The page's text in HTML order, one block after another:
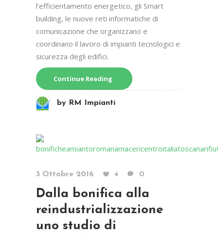
l’efficientamento energetico, gli Smart
building, le nuove reti informatiche di
comunicazione che organizzano e
coordinano il lavoro di impianti tecnologici e
sicurezza degli edifici.
Continue Reading
by RM Impianti
3 Ottobre 2016 4 0
Dalla bonifica alla
reindustrializzazione
uno studio di